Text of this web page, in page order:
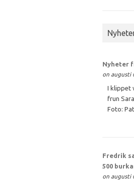
Nyheter
on augusti
I klippet
frun
Foto:
Fredrik
500
on augusti